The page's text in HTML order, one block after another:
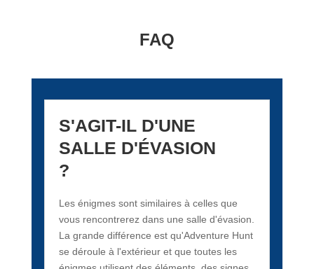
FAQ
S'AGIT-IL D'UNE
SALLE D'ÉVASION
?
Les énigmes sont similaires à celles que
vous rencontrerez dans une salle d'évasion.
La grande différence est qu'Adventure Hunt
se déroule à l'extérieur et que toutes les